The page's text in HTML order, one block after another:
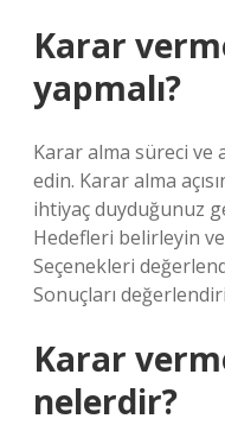
Karar
yapmalı?
Karar alma süreci ve
edin. Karar alma
ihtiyaç duyduğunuz
Hedefleri belirleyin
Seçenekleri
Sonuçları
Karar
nelerdir?